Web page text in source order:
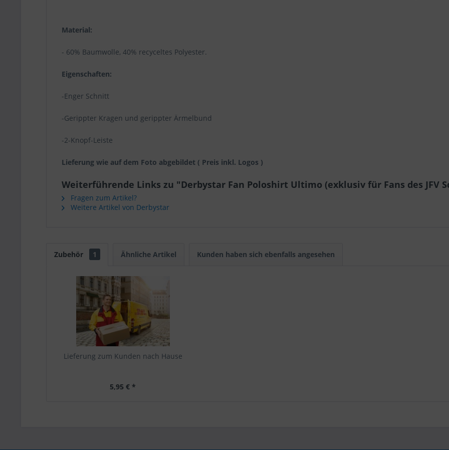
Material:
- 60% Baumwolle, 40% recyceltes Polyester.
Eigenschaften:
-Enger Schnitt
-Gerippter Kragen und gerippter Ärmelbund
-2-Knopf-Leiste
Lieferung wie auf dem Foto abgebildet ( Preis inkl. Logos )
Weiterführende Links zu "Derbystar Fan Poloshirt Ultimo (exklusiv für Fans des JFV
Fragen zum Artikel?
Weitere Artikel von Derbystar
Zubehör 1 Ähnliche Artikel Kunden haben sich ebenfalls angesehen
Lieferung zum Kunden nach Hause
5,95 € *